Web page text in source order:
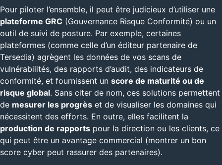
Pour piloter l’ensemble, il peut être judicieux d’utiliser une
plateforme GRC (Gouvernance Risque Conformité) ou un
outil de suivi de posture. Par exemple, certaines
plateformes (comme celle d’un éditeur partenaire de
Tersedia) agrègent les données de vos scans de
vulnérabilités, des rapports d’audit, des indicateurs de
conformité, et fournissent un score de maturité ou de
risque global. Sans citer de nom, ces solutions permettent
de mesurer les progrès et de visualiser les domaines qui
nécessitent des efforts. En outre, elles facilitent la
production de rapports pour la direction ou les clients, ce
qui peut être un avantage commercial (montrer un bon
score cyber peut rassurer des partenaires).